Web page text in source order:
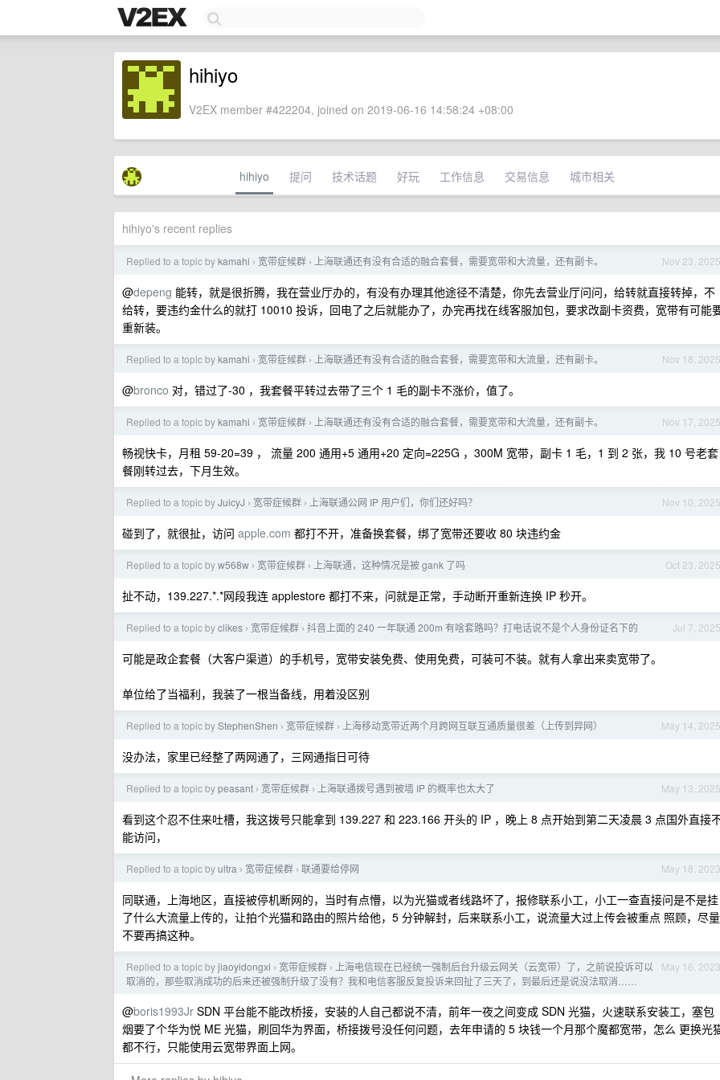
hihiyo
V2EX member #422204, joined on 2019-06-16 14:58:24 +08:00
hihiyo 提问 技术话题 好玩 工作信息 交易信息 城市相关
hihiyo's recent replies
Nov 23, 2025
Replied to a topic bykamahi › 宽带症候群 › 上海联通还有没有合适的融合套餐，需要宽带和大流量，还有副卡。
@depeng 能转，就是很折腾，我在营业厅办的，有没有办理其他途径不清楚，你先去营业厅问问，给转就直接转掉，不
给转，要违约金什么的就打 10010 投诉，回电了之后就能办了，办完再找在线客服加包，要求改副卡资费，宽带有可能
重新装。
Nov 18, 2025
Replied to a topic bykamahi › 宽带症候群 › 上海联通还有没有合适的融合套餐，需要宽带和大流量，还有副卡。
@bronco 对，错过了-30 ，我套餐平转过去带了三个 1 毛的副卡不涨价，值了。
Nov 17, 2025
Replied to a topic bykamahi › 宽带症候群 › 上海联通还有没有合适的融合套餐，需要宽带和大流量，还有副卡。
畅视快卡，月租 59-20=39 ， 流量 200 通用+5 通用+20 定向=225G ，300M 宽带，副卡 1 毛，1 到 2 张，我 10 号老套
餐刚转过去，下月生效。
Nov 10, 2025
Replied to a topic byJuicyJ › 宽带症候群 › 上海联通公网 IP 用户们，你们还好吗？
碰到了，就很扯，访问 apple.com 都打不开，准备换套餐，绑了宽带还要收 80 块违约金
Oct 23, 2025
Replied to a topic byw568w › 宽带症候群 › 上海联通，这种情况是被 gank 了吗
扯不动，139.227.*.*网段我连 applestore 都打不来，问就是正常，手动断开重新连换 IP 秒开。
Jul 7, 2025
Replied to a topic byclikes › 宽带症候群 › 抖音上面的 240 一年联通 200m 有啥套路吗？打电话说不是个人身份证名下的
可能是政企套餐（大客户渠道）的手机号，宽带安装免费、使用免费，可装可不装。就有人拿出来卖宽带了。
单位给了当福利，我装了一根当备线，用着没区别
May 14, 2025
Replied to a topic byStephenShen › 宽带症候群 › 上海移动宽带近两个月跨网互联互通质量很差（上传到异网）
没办法，家里已经整了两网通了，三网通指日可待
May 13, 2025
Replied to a topic bypeasant › 宽带症候群 › 上海联通拨号遇到被墙 IP 的概率也太大了
看到这个忍不住来吐槽，我这拨号只能拿到 139.227 和 223.166 开头的 IP ，晚上 8 点开始到第二天凌晨 3 点国外直接
能访问，
May 18, 2023
Replied to a topic byultra › 宽带症候群 › 联通要给停网
同联通，上海地区，直接被停机断网的，当时有点懵，以为光猫或者线路坏了，报修联系小工，小工一查直接问是不是挂
了什么大流量上传的，让拍个光猫和路由的照片给他，5 分钟解封，后来联系小工，说流量大过上传会被重点 照顾，尽量
不要再搞这种。
May 16, 2023
Replied to a topic byjiaoyidongxi › 宽带症候群 ›
上海电信现在已经统一强制后台升级云网关（云宽带）了，之前说投诉可以
取消的，那些取消成功的后来还被强制升级了没有？我和电信客服反复投诉来回扯了三天了，到最后还是说没法取消……
@boris1993Jr SDN 平台能不能改桥接，安装的人自己都说不清，前年一夜之间变成 SDN 光猫，火速联系安装工，塞包
烟要了个华为悦 ME 光猫，刷回华为界面，桥接拨号没任何问题，去年申请的 5 块钱一个月那个魔都宽带，怎么 更换光
都不行，只能使用云宽带界面上网。